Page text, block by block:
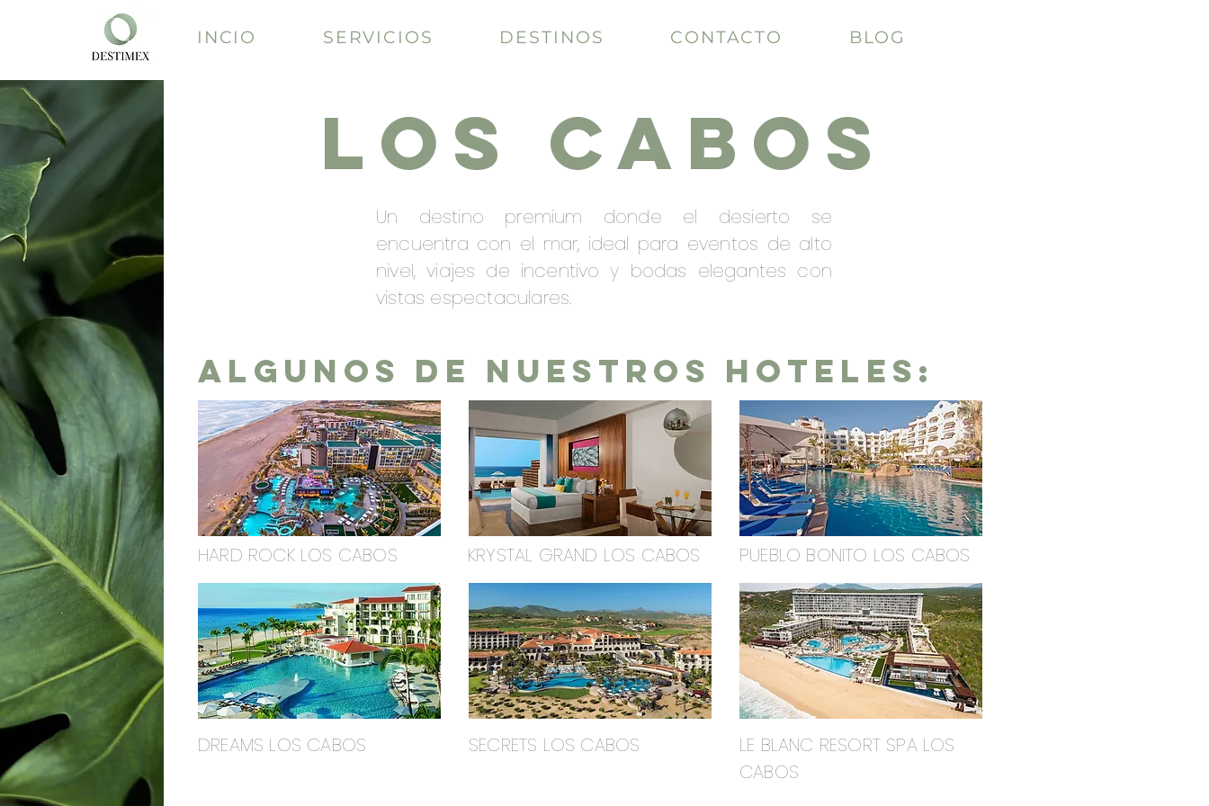
INCIO SERVICIOS DESTINOS CONTACTO BLOG
LOS CABOS
Un destino premium donde el desierto se
encuentra con el mar, ideal para eventos de alto
nivel, viajes de incentivo y bodas elegantes con
vistas espectaculares.
ALGUNOS DE NUESTROS HOTELES:
HARD ROCK LOS CABOS KRYSTAL GRAND LOS CABOS
DREAMS LOS CABOS SECRETS LOS CABOS
PUEBLO BONITO LOS CABOS
LE BLANC RESORT SPA LOS
CABOS